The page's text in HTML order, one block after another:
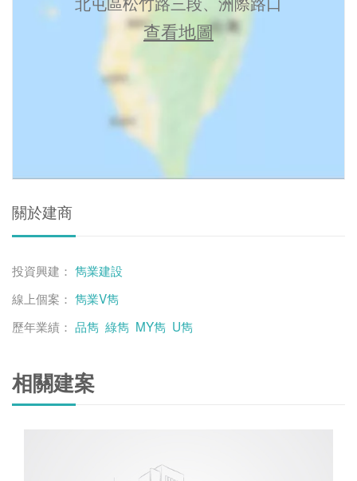
查看地圖
關於建商
投資興建： 雋業建設
線上個案： 雋業V雋
歷年業績： 品雋 綠雋 MY雋 U雋
相關建案